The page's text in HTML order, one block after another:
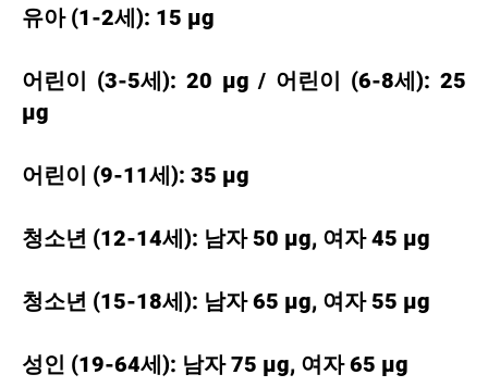
유아 (1-2세): 15 μg
어린이 (3-5세): 20 μg / 어린이 (6-8세): 25
μg
어린이 (9-11세): 35 μg
청소년 (12-14세): 남자 50 μg, 여자 45 μg
청소년 (15-18세): 남자 65 μg, 여자 55 μg
성인 (19-64세): 남자 75 μg, 여자 65 μg